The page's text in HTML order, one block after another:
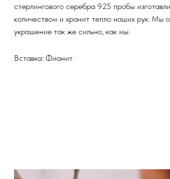
стерлингового серебра 925 пробы
количеством и хранит тепло наших рук. Мы
украшение так же сильно, как мы.
Вставка: Фианит